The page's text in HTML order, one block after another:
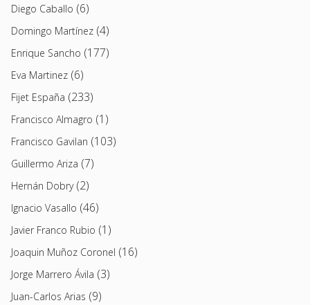
Diego Caballo (6)
Domingo Martínez (4)
Enrique Sancho (177)
Eva Martinez (6)
Fijet España (233)
Francisco Almagro (1)
Francisco Gavilan (103)
Guillermo Ariza (7)
Hernán Dobry(2)
Ignacio Vasallo (46)
Javier Franco Rubio (1)
Joaquin Muñoz Coronel (16)
Jorge Marrero Ávila (3)
Juan-Carlos Arias (9)